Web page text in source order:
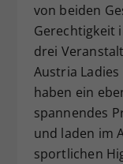
von beiden
Gerechtigkeit
drei
Austria
haben ein
spannendes
und laden im
sportlichen